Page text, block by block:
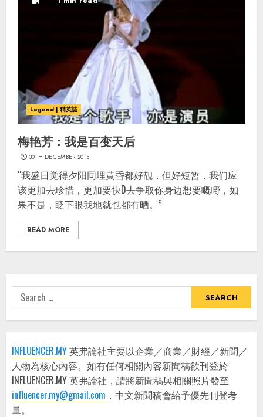
Legend | 精英誌
梅艳芳：我是百变天后
30TH DECEMBER 2015
“我盛日觉得夕阳同埋黄昏都好靓，但好短暂，我们应
该更加去珍惜，更加要快D去争取你身边想要嘅嘢，如
果不是，眨下眼我地就乜都冇晒。”
READ MORE
Search
for:
INFLUENCER.MY英弗論社主要以企業／商業／財經／新聞／
人物為核心內容。如有任何相關內容新聞稿欲刊登於
INFLUENCER.MY 英弗論社，請將新聞稿與相關照片發至
influencer.my@gmail.com ，中文新聞稿會給予優先刊登考
量。